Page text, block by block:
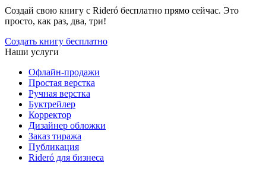
Создай свою книгу с Rideró бесплатно прямо сейчас. Это
просто, как раз, два, три!
Создать книгу бесплатно
Наши услуги
Офлайн-продажи
Простая верстка
Ручная верстка
Буктрейлер
Корректор
Дизайнер обложки
Заказ тиража
Публикация
Rideró для бизнеса